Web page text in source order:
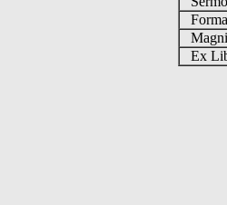
Forma
Ex